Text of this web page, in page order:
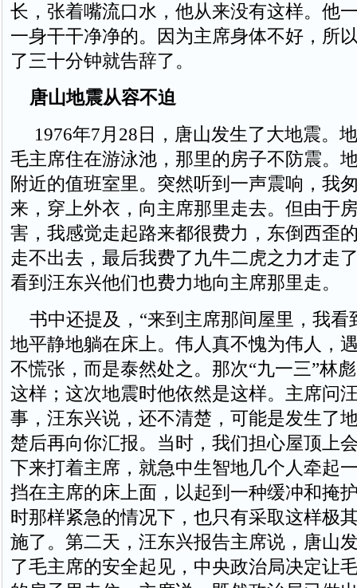
长，张着嘴流口水，他从来没有这样。他
一身干干净净的。因为主席身体不好，所
了三十分钟就告辞了。
唐山地震从容不迫
1976年7月28日，唐山发生了大地震。
毛主席住在游泳池，那里的房子不防震。
附近的值班室里。突然听到一声震响，我
来，穿上外衣，向主席那里走去。但由于
害，我感觉走起路来都很费力，东倒西歪
走不出去，最后我费了九牛二虎之力才走
看到汪东兴他们也费力地向主席那里走。
书中还提及，“来到主席那间屋里，我看
地平静地躺在床上。伟人真不愧为伟人，
不慌张，而是泰然处之。那次“九一三”林
这样；这次地震时他依然是这样。主席问
事，汪东兴说，还不清楚，可能是发生了
楚后再向你汇报。当时，我们担心屋顶上
下来打着主席，就急中生智地几个人牵起
挡在主席的床上面，以起到一种缓冲和掩
时那样紧急的情况下，也只有采取这样极
施了。第二天，汪东兴报告主席说，唐山
了毛主席的安全起见，中央政治局决定让